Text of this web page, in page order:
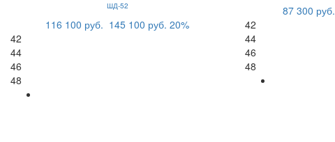
ШД-52
116 100 руб. 145 100 руб. 20%
42
44
46
48
87 300 руб.
42
44
46
48